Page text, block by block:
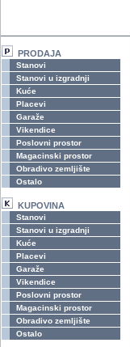
PRODAJA
Stanovi
Stanovi u izgradnji
Kuće
Placevi
Garaže
Vikendice
Poslovni prostor
Magacinski prostor
Obradivo zemljište
Ostalo
KUPOVINA
Stanovi
Stanovi u izgradnji
Kuće
Placevi
Garaže
Vikendice
Poslovni prostor
Magacinski prostor
Obradivo zemljište
Ostalo